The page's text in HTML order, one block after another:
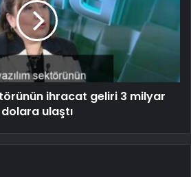
ihracat geliri 3 milyar
dolara ulaştı